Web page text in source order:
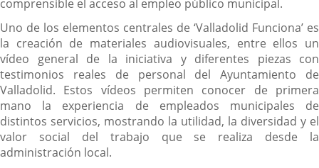
comprensible el acceso al empleo público municipal.
Uno de los elementos centrales de ‘Valladolid Funciona’ es
la creación de materiales audiovisuales, entre ellos un
vídeo general de la iniciativa y diferentes piezas con
testimonios reales de personal del Ayuntamiento de
Valladolid. Estos vídeos permiten conocer de primera
mano la experiencia de empleados municipales de
distintos servicios, mostrando la utilidad, la diversidad y el
valor social del trabajo que se realiza desde la
administración local.